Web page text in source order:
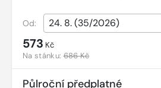
Od:
573 Kč
Na stánku:686 Kč
Půlroční předplatné